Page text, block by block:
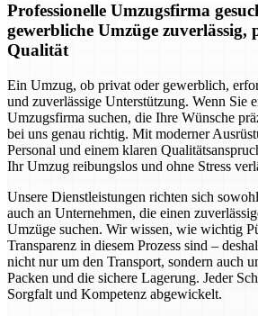
Professionelle Umzugsfirma
gewerbliche Umzüge
Qualität
Ein Umzug, ob privat oder gewerblich,
und zuverlässige Unterstützung. Wenn Sie
Umzugsfirma suchen, die Ihre Wünsche
bei uns genau richtig. Mit moderner
Personal und einem klaren
Ihr Umzug reibungslos und ohne Stress
Unsere Dienstleistungen richten sich
auch an Unternehmen, die einen
Umzüge suchen. Wir wissen, wie wichtig
Transparenz in diesem Prozess sind –
nicht nur um den Transport, sondern auch
Packen und die sichere Lagerung. Jeder
Sorgfalt und Kompetenz abgewickelt.